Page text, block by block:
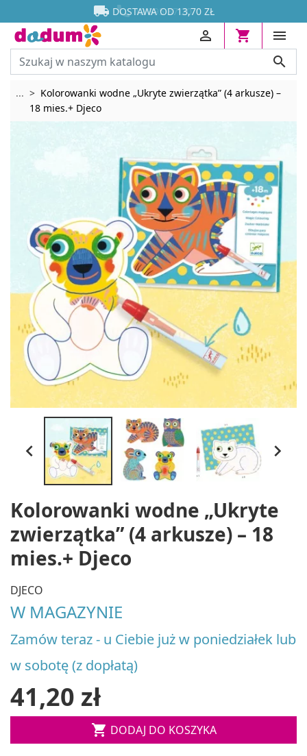

 DOSTAWA OD 13,70 ZŁ






... Rozwiń breadcrumbs
Kolorowanki wodne „Ukryte zwierzątka” (4 arkusze) –
18 mies.+ Djeco
 
Kolorowanki wodne „Ukryte
zwierzątka” (4 arkusze) – 18
mies.+ Djeco
DJECO
W MAGAZYNIE
Zamów teraz - u Ciebie już w poniedziałek lub
w sobotę (z dopłatą)
41,20 zł
 DODAJ DO KOSZYKA